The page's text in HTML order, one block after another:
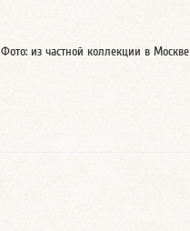
Фото: из частной коллекции в Москве